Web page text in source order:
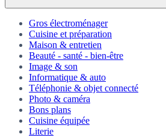
Gros électroménager
Cuisine et préparation
Maison & entretien
Beauté - santé - bien-être
Image & son
Informatique & auto
Téléphonie & objet connecté
Photo & caméra
Bons plans
Cuisine équipée
Literie